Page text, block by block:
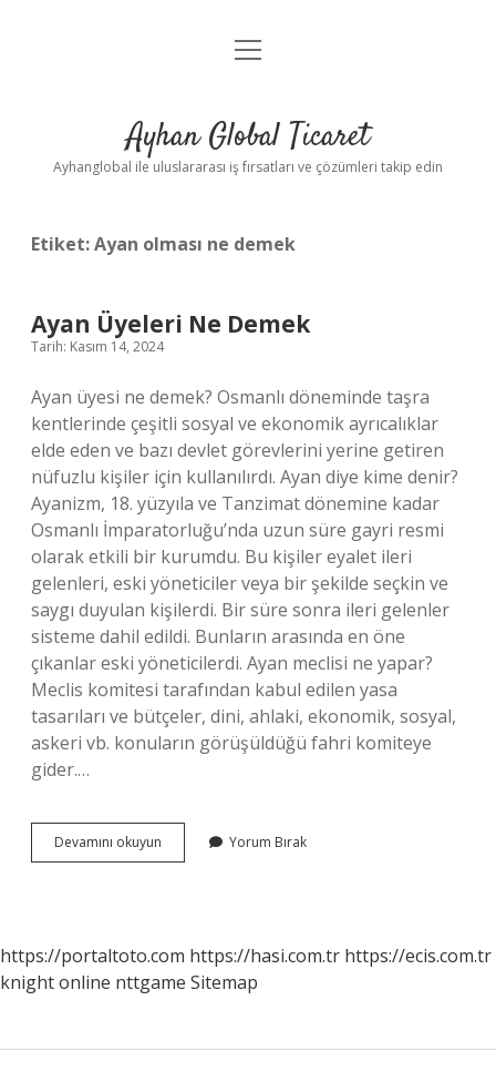
Anasayfa
Yasal Uyarı
menüyü
Ayhan Global Ticaret
Ayhanglobal ile uluslararası iş fırsatları ve çözümleri takip edin
Etiket:Ayan olması ne demek
Ayan Üyeleri Ne Demek
Tarih: Kasım 14, 2024
Ayan üyesi ne demek? Osmanlı döneminde taşra
kentlerinde çeşitli sosyal ve ekonomik ayrıcalıklar
elde eden ve bazı devlet görevlerini yerine getiren
nüfuzlu kişiler için kullanılırdı. Ayan diye kime denir?
Ayanizm, 18. yüzyıla ve Tanzimat dönemine kadar
Osmanlı İmparatorluğu’nda uzun süre gayri resmi
olarak etkili bir kurumdu. Bu kişiler eyalet ileri
gelenleri, eski yöneticiler veya bir şekilde seçkin ve
saygı duyulan kişilerdi. Bir süre sonra ileri gelenler
sisteme dahil edildi. Bunların arasında en öne
çıkanlar eski yöneticilerdi. Ayan meclisi ne yapar?
Meclis komitesi tarafından kabul edilen yasa
tasarıları ve bütçeler, dini, ahlaki, ekonomik, sosyal,
askeri vb. konuların görüşüldüğü fahri komiteye
gider.…
Devamını okuyun
Üyeleri
Yorum Bırak
https://portaltoto.com https://hasi.com.tr https://ecis.com.tr
knight online nttgame Sitemap